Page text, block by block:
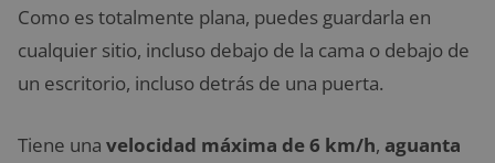
Como es totalmente plana, puedes guardarla en
cualquier sitio, incluso debajo de la cama o debajo de
un escritorio, incluso detrás de una puerta.
Tiene una velocidad máxima de 6 km/h, aguanta